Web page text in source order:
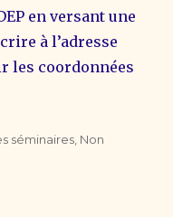
en versant une
à l’adresse
les coordonnées
séminaires Non